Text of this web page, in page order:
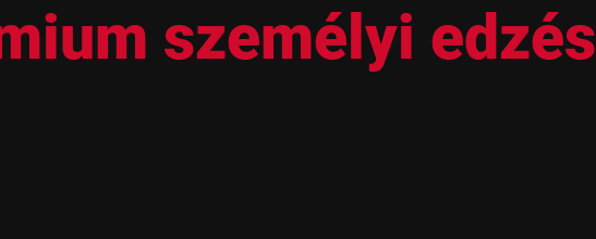
személyi edzés